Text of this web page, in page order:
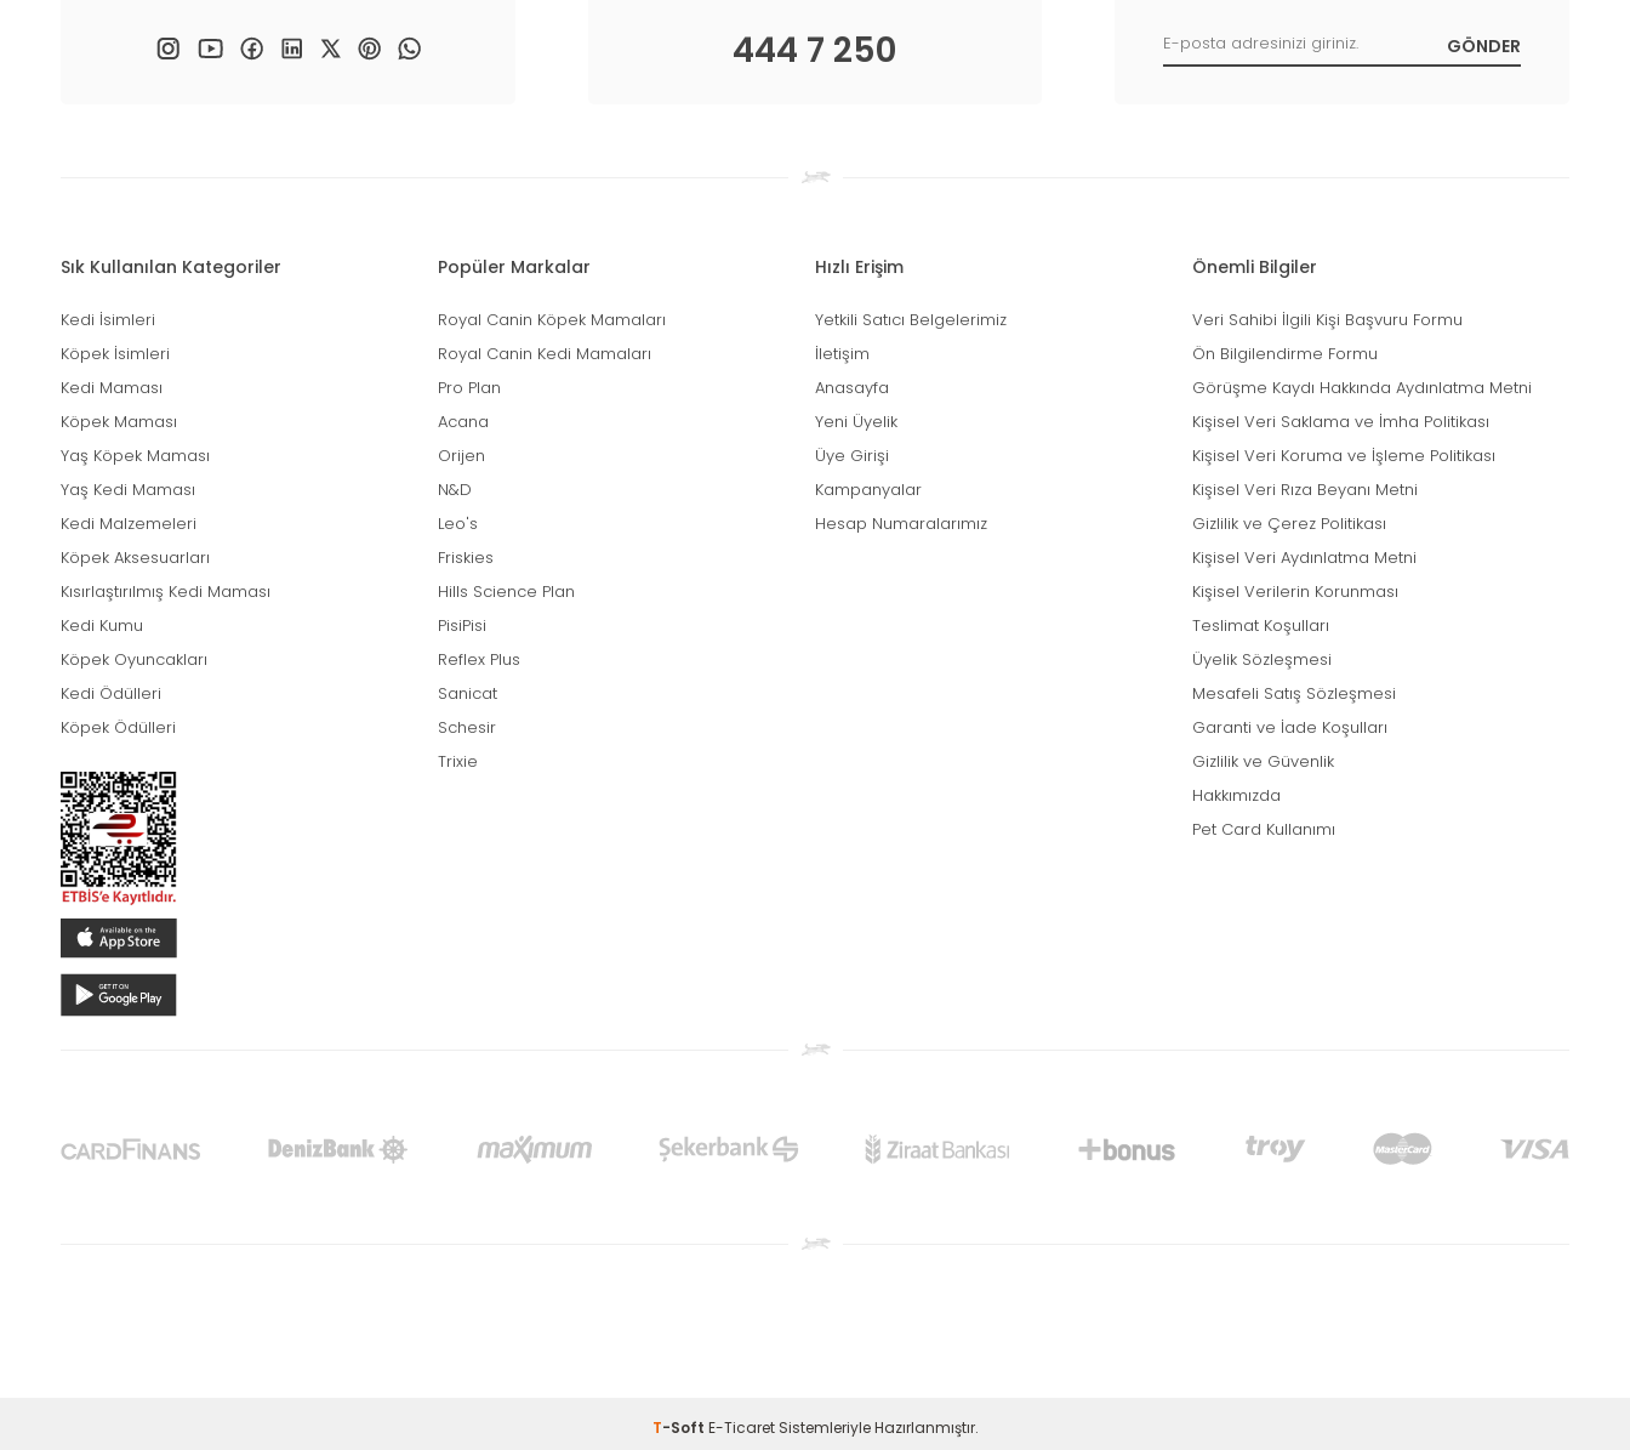
444 7 250
Sık Kullanılan Kategoriler
Kedi İsimleri
Köpek İsimleri
Kedi Maması
Köpek Maması
Yaş Köpek Maması
Yaş Kedi Maması
Kedi Malzemeleri
Köpek Aksesuarları
Kısırlaştırılmış Kedi Maması
Kedi Kumu
Köpek Oyuncakları
Kedi Ödülleri
Köpek Ödülleri
Popüler Markalar
Royal Canin Köpek Mamaları
Royal Canin Kedi Mamaları
Pro Plan
Acana
Orijen
N&D
Leo's
Friskies
Hills Science Plan
PisiPisi
Reflex Plus
Sanicat
Schesir
Trixie
Hızlı Erişim
Yetkili Satıcı Belgelerimiz
İletişim
Anasayfa
Yeni Üyelik
Üye Girişi
Kampanyalar
Hesap Numaralarımız
Önemli Bilgiler
Veri Sahibi İlgili Kişi Başvuru Formu
Ön Bilgilendirme Formu
Görüşme Kaydı Hakkında Aydınlatma Metni
Kişisel Veri Saklama ve İmha Politikası
Kişisel Veri Koruma ve İşleme Politikası
Kişisel Veri Rıza Beyanı Metni
Gizlilik ve Çerez Politikası
Kişisel Veri Aydınlatma Metni
Kişisel Verilerin Korunması
Teslimat Koşulları
Üyelik Sözleşmesi
Mesafeli Satış Sözleşmesi
Garanti ve İade Koşulları
Gizlilik ve Güvenlik
Hakkımızda
Pet Card Kullanımı
T-Soft E-TicaretSistemleriyle Hazırlanmıştır.